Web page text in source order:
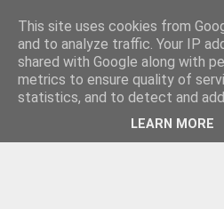
This site uses cookies from
and to analyze traffic. Your IP
shared with Google along with
metrics to ensure quality of
statistics, and to detect and
LEARN MORE